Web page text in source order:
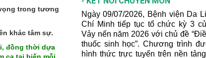
trong tương
khác tâm sự.
đồng thời dựa
Ngày 09/07/2026, Bệnh viện Da
Chí Minh tiếp tục tổ chức kỳ 3
Vảy nến năm 2026 với chủ đề
thuốc sinh học”. Chương trình
hình thức trực tuyến trên nền